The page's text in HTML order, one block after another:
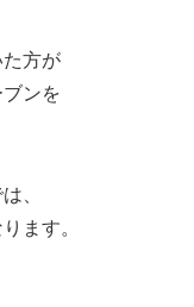
方が
ンを
、
ます。